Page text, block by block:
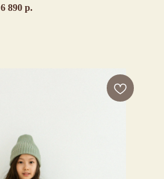
6 890 р.